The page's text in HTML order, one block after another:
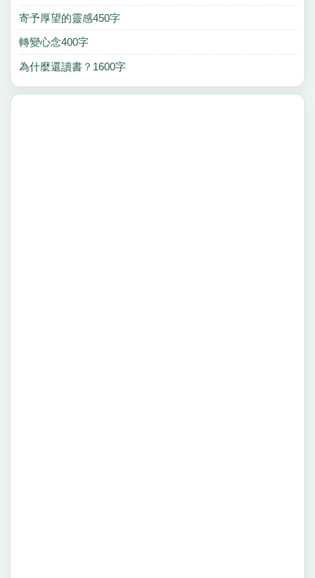
寄予厚望的靈感450字
轉變心念400字
為什麼還讀書？1600字